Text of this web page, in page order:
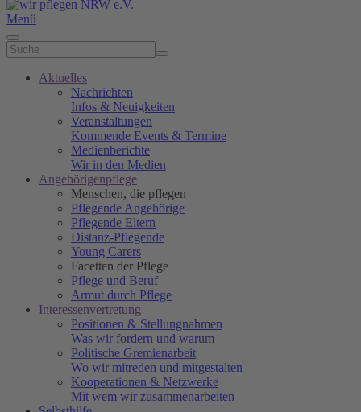
Menü
Aktuelles
Nachrichten
Infos & Neuigkeiten
Veranstaltungen
Kommende Events & Termine
Medienberichte
Wir in den Medien
Angehörigenpflege
Menschen, die pflegen
Pflegende Angehörige
Pflegende Eltern
Distanz-Pflegende
Young Carers
Facetten der Pflege
Pflege und Beruf
Armut durch Pflege
Interessenvertretung
Positionen & Stellungnahmen
Was wir fordern und warum
Politische Gremienarbeit
Wo wir mitreden und mitgestalten
Kooperationen & Netzwerke
Mit wem wir zusammenarbeiten